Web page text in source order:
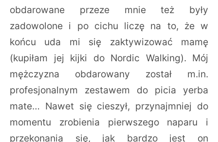
obdarowane przeze mnie też były
zadowolone i po cichu liczę na to, że w
końcu uda mi się zaktywizować mamę
(kupiłam jej kijki do Nordic Walking). Mój
mężczyzna obdarowany został m.in.
profesjonalnym zestawem do picia yerba
mate… Nawet się cieszył, przynajmniej do
momentu zrobienia pierwszego naparu i
przekonania się, jak bardzo jest on